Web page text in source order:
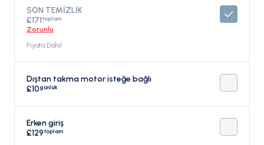
SON TEMİZLİK
£171toplam
Zorunlu
Fiyata Dahil
Dıştan takma motor isteğe bağlı
£10günlük
Erken giriş
£129toplam